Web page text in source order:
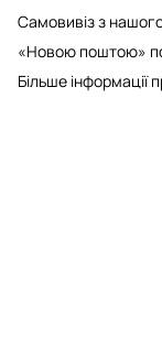
Самовивіз з
«Новою поштою»
Більше інформації